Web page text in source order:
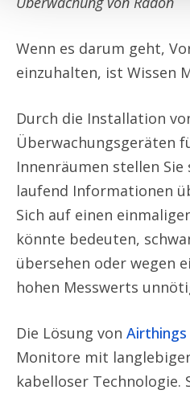
Wenn es darum geht,
einzuhalten, ist Wissen
Durch die Installation
Überwachungsgeräten
Innenräumen stellen Sie
laufend Informationen
Sich auf einen
könnte bedeuten,
übersehen oder wegen
hohen Messwerts
Die Lösung von
Monitore mit
kabelloser Technologie.